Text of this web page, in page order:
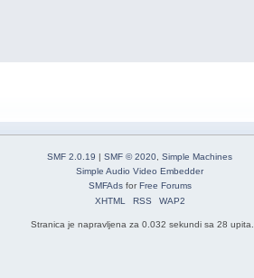
SMF 2.0.19 | SMF © 2020, Simple Machines
Simple Audio Video Embedder
SMFAdsforFree Forums
XHTML
RSS WAP2
Stranica je napravljena za 0.032 sekundi sa 28 upita.